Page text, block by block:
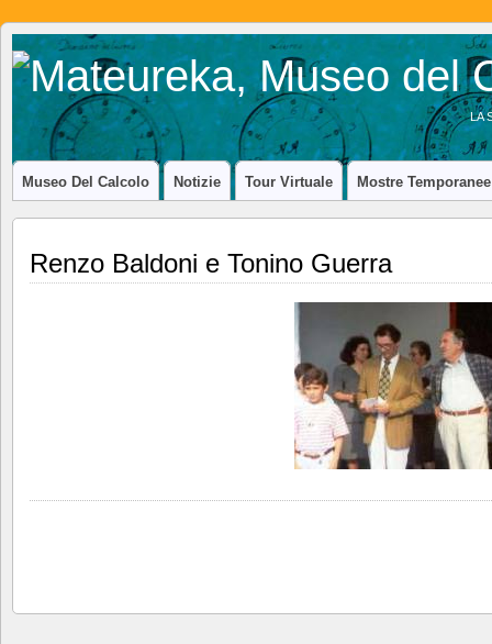
LA
Museo Del Calcolo Notizie Tour Virtuale Mostre Temporanee
Renzo Baldoni e Tonino Guerra